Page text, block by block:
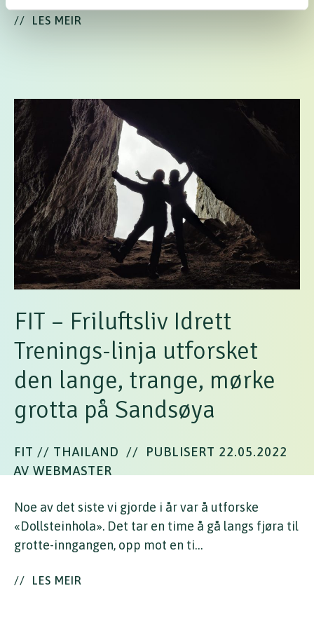
// LES MEIR
FIT – Friluftsliv Idrett
Trenings-linja utforsket
den lange, trange, mørke
grotta på Sandsøya
FIT // THAILAND //
PUBLISERT 22.05.2022
AV WEBMASTER
Noe av det siste vi gjorde i år var å utforske
«Dollsteinhola». Det tar en time å gå langs fjøra til
grotte-inngangen, opp mot en ti…
// LES MEIR